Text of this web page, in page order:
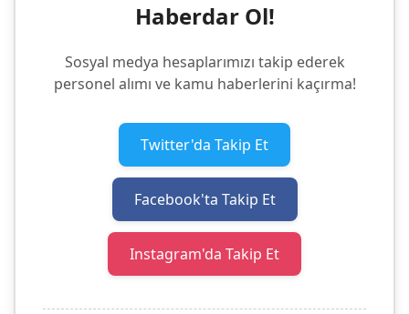
Haberdar Ol!
Sosyal medya hesaplarımızı takip ederek
personel alımı ve kamu haberlerini kaçırma!
Twitter'da Takip Et
Facebook'ta Takip Et
Instagram'da Takip Et